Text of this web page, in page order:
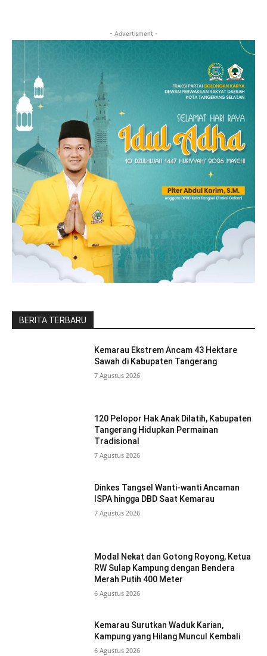
- Advertisment -
BERITA TERBARU
Kemarau Ekstrem Ancam 43 Hektare
Sawah di Kabupaten Tangerang
7 Agustus 2026
120 Pelopor Hak Anak Dilatih, Kabupaten
Tangerang Hidupkan Permainan
Tradisional
7 Agustus 2026
Dinkes Tangsel Wanti-wanti Ancaman
ISPA hingga DBD Saat Kemarau
7 Agustus 2026
Modal Nekat dan Gotong Royong, Ketua
RW Sulap Kampung dengan Bendera
Merah Putih 400 Meter
6 Agustus 2026
Kemarau Surutkan Waduk Karian,
Kampung yang Hilang Muncul Kembali
6 Agustus 2026